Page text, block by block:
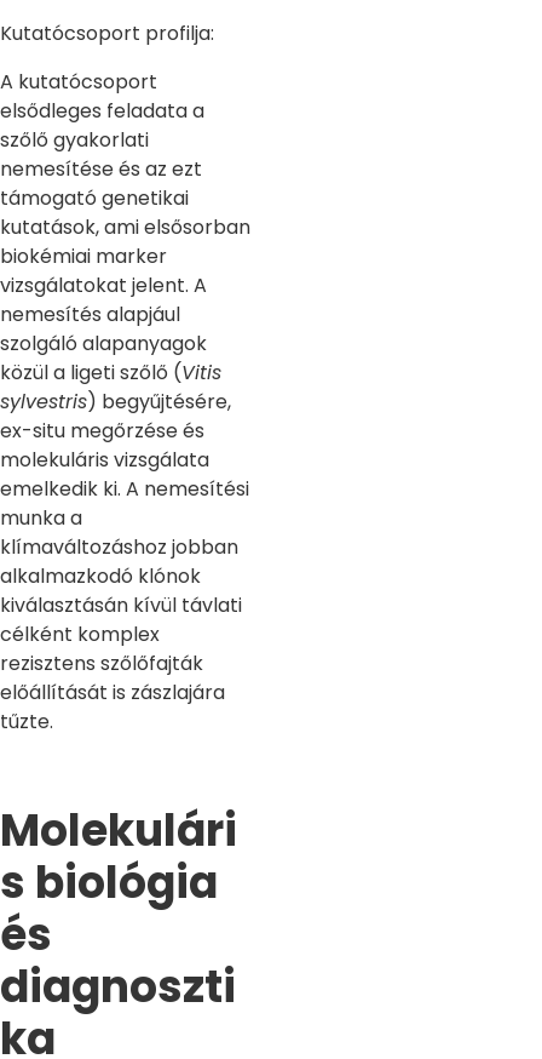
Kutatócsoport profilja:
A kutatócsoport
elsődleges feladata a
szőlő gyakorlati
nemesítése és az ezt
támogató genetikai
kutatások, ami elsősorban
biokémiai marker
vizsgálatokat jelent. A
nemesítés alapjául
szolgáló alapanyagok
közül a ligeti szőlő (Vitis
sylvestris) begyűjtésére,
ex-situ megőrzése és
molekuláris vizsgálata
emelkedik ki. A nemesítési
munka a
klímaváltozáshoz jobban
alkalmazkodó klónok
kiválasztásán kívül távlati
célként komplex
rezisztens szőlőfajták
előállítását is zászlajára
tűzte.
Molekulári
s biológia
és
diagnoszti
ka